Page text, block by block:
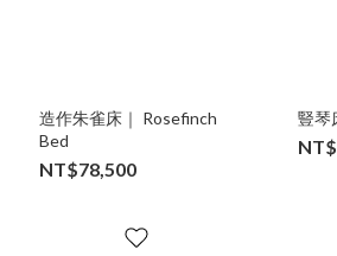
造作朱雀床｜ Rosefinch
Bed
NT$78,500